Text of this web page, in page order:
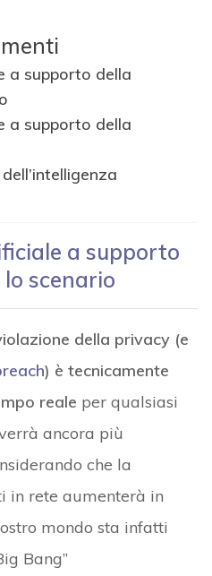
a supporto della
a supporto della
a supporto
scenario
della privacy (e
) è tecnicamente
reale per qualsiasi
ancora più
che la
in rete aumenterà in
mondo sta infatti
Bang”